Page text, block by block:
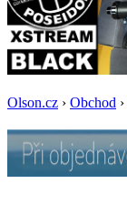
Olson.cz › Obchod ›